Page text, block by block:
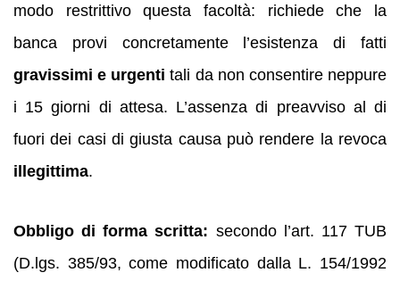
modo restrittivo questa facoltà: richiede che la
banca provi concretamente l’esistenza di fatti
gravissimi e urgenti tali da non consentire neppure
i 15 giorni di attesa. L’assenza di preavviso al di
fuori dei casi di giusta causa può rendere la revoca
illegittima.
Obbligo di forma scritta: secondo l’art. 117 TUB
(D.lgs. 385/93, come modificato dalla L. 154/1992